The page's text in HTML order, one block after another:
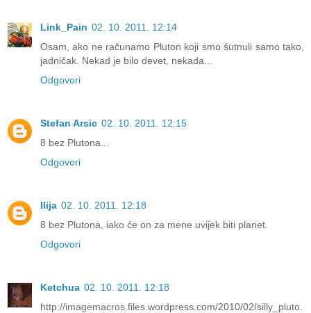
Link_Pain 02. 10. 2011. 12:14
Osam, ako ne računamo Pluton koji smo šutnuli samo tako,
jadničak. Nekad je bilo devet, nekada...
Odgovori
Stefan Arsic 02. 10. 2011. 12:15
8 bez Plutona...
Odgovori
Ilija 02. 10. 2011. 12:18
8 bez Plutona, iako će on za mene uvijek biti planet.
Odgovori
Ketchua 02. 10. 2011. 12:18
http://imagemacros.files.wordpress.com/2010/02/silly_pluto.